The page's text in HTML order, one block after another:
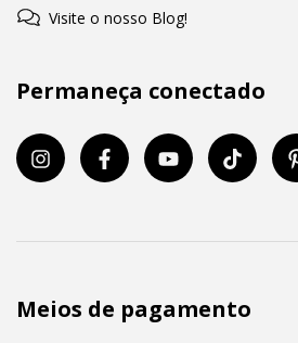
Visite o nosso Blog!
Permaneça conectado
Meios de pagamento